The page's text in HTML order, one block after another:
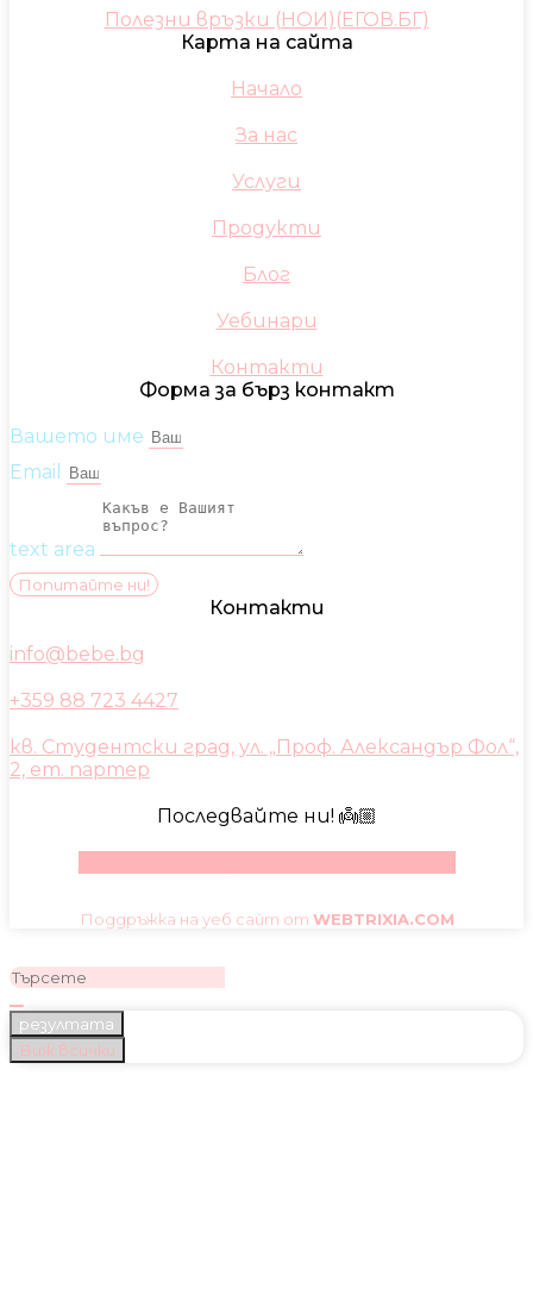
Полезни връзки (НОИ)(ЕГОВ.БГ)
Карта на сайта
Начало
За нас
Услуги
Продукти
Блог
Уебинари
Контакти
Форма за бърз контакт
Вашето име
Email
text area
Попитайте ни!
Контакти
info@bebe.bg
+359 88 723 4427
кв. Студентски град, ул. „Проф. Александър Фол“,
2, ет. партер
Последвайте ни! 👼🏼
Поддръжка на уеб сайт от WEBTRIXIA.COM
резултата
Виж всички